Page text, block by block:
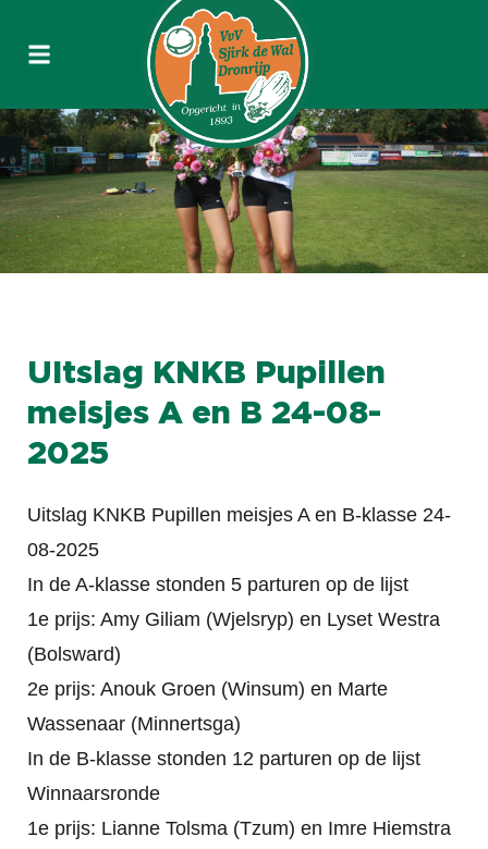
UItslag KNKB Pupillen
meisjes A en B 24-08-
2025
Uitslag KNKB Pupillen meisjes A en B-klasse 24-
08-2025
In de A-klasse stonden 5 parturen op de lijst
1e prijs: Amy Giliam (Wjelsryp) en Lyset Westra
(Bolsward)
2e prijs: Anouk Groen (Winsum) en Marte
Wassenaar (Minnertsga)
In de B-klasse stonden 12 parturen op de lijst
Winnaarsronde
1e prijs: Lianne Tolsma (Tzum) en Imre Hiemstra